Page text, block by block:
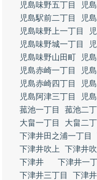
児島味野五丁目
児
児島駅前二丁目
児
児島味野上一丁目
児島味野城一丁目
児島味野山田町
児
児島赤崎一丁目
児
児島赤崎四丁目
児
児島阿津三丁目
児
菰池一丁目
菰池二丁
大畠一丁目
大畠二丁
下津井田之浦一丁目
下津井吹上
下津井
下津井
下津井一
下津井三丁目
下津